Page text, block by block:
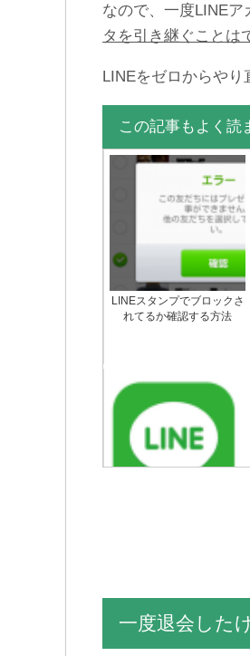
なので、一度LINEア
タを引き継ぐことは
LINEをゼロからやり
この記事もよく読
LINEスタンプでブロックさ
れてるか確認する方法
一度退会した